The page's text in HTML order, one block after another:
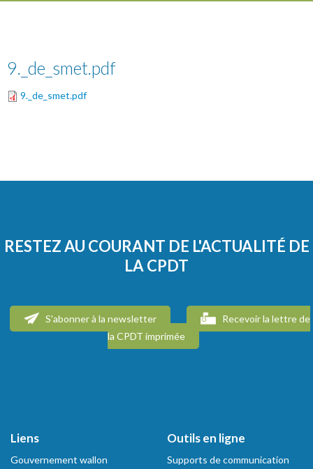
9._de_smet.pdf
9._de_smet.pdf
RESTEZ AU COURANT DE L'ACTUALITÉ DE
LA CPDT
S'abonner à la newsletter
Recevoir la lettre de
la CPDT imprimée
Liens
Gouvernement wallon
Outils en ligne
Supports de communication